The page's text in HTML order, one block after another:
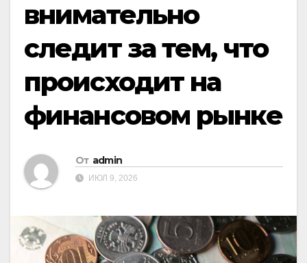
внимательно
следит за тем, что
происходит на
финансовом рынке
От admin
ИЮЛ 9, 2026